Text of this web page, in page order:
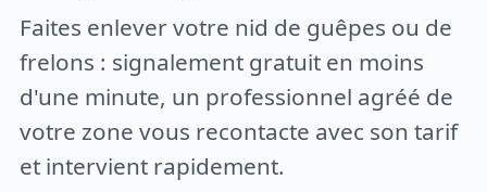
Faites enlever votre nid de guêpes ou de
frelons : signalement gratuit en moins
d'une minute, un professionnel agréé de
votre zone vous recontacte avec son tarif
et intervient rapidement.